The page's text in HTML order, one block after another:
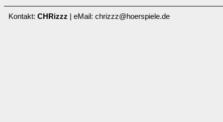
Kontakt: CHRizzz | eMail: chrizzz@hoerspiele.de